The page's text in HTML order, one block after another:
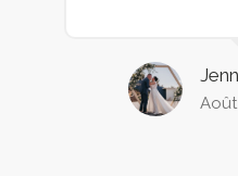
Août